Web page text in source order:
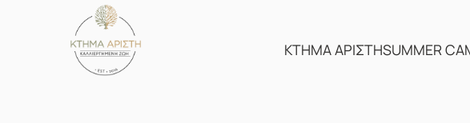
ΚΤΗΜΑ ΑΡΙΣΤΗSUMMER